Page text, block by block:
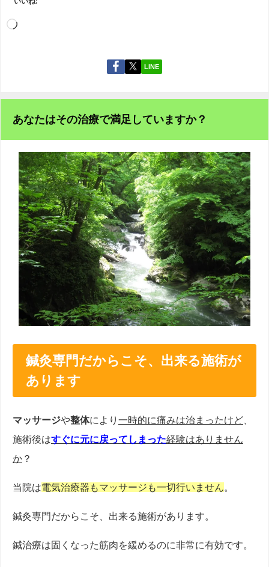
LINE
あなたはその治療で満足していますか？
鍼灸専門だからこそ、出来る施術が
あります
マッサージや整体により 一時的に痛みは治まったけど
施術後はすぐに元に戻ってしまった経験はありません
か ？
当院は電気治療器もマッサージも一切行いません。
鍼灸専門だからこそ、出来る施術があります。
鍼治療は固くなった筋肉を緩めるのに非常に有効です。